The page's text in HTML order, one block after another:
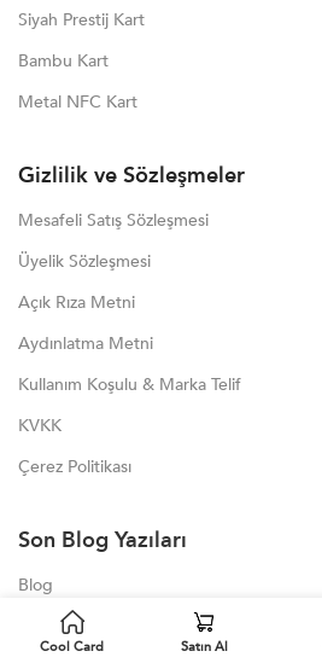
Siyah Prestij Kart
Bambu Kart
Metal NFC Kart
Gizlilik ve Sözleşmeler
Mesafeli Satış Sözleşmesi
Üyelik Sözleşmesi
Açık Rıza Metni
Aydınlatma Metni
Kullanım Koşulu & Marka Telif
KVKK
Çerez Politikası
Son Blog Yazıları
Blog
Bambu Dijital Kartvizit
Cool Card Satın Al